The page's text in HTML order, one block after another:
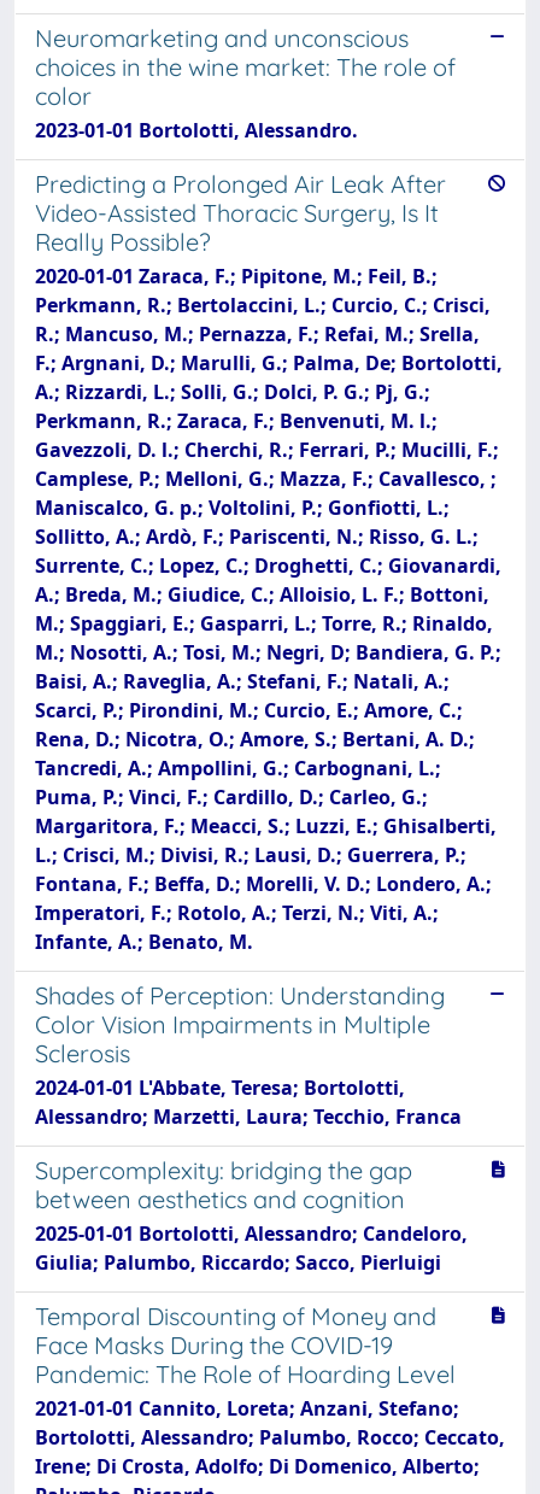
Neuromarketing and unconscious
choices in the wine market: The role of
color
2023-01-01 Bortolotti, Alessandro.
Predicting a Prolonged Air Leak After
Video-Assisted Thoracic Surgery, Is It
Really Possible?
2020-01-01 Zaraca, F.; Pipitone, M.; Feil, B.;
Perkmann, R.; Bertolaccini, L.; Curcio, C.; Crisci,
R.; Mancuso, M.; Pernazza, F.; Refai, M.; Srella,
F.; Argnani, D.; Marulli, G.; Palma, De; Bortolotti,
A.; Rizzardi, L.; Solli, G.; Dolci, P. G.; Pj, G.;
Perkmann, R.; Zaraca, F.; Benvenuti, M. l.;
Gavezzoli, D. l.; Cherchi, R.; Ferrari, P.; Mucilli, F.;
Camplese, P.; Melloni, G.; Mazza, F.; Cavallesco, ;
Maniscalco, G. p.; Voltolini, P.; Gonfiotti, L.;
Sollitto, A.; Ardò, F.; Pariscenti, N.; Risso, G. L.;
Surrente, C.; Lopez, C.; Droghetti, C.; Giovanardi,
A.; Breda, M.; Giudice, C.; Alloisio, L. F.; Bottoni,
M.; Spaggiari, E.; Gasparri, L.; Torre, R.; Rinaldo,
M.; Nosotti, A.; Tosi, M.; Negri, D; Bandiera, G. P.;
Baisi, A.; Raveglia, A.; Stefani, F.; Natali, A.;
Scarci, P.; Pirondini, M.; Curcio, E.; Amore, C.;
Rena, D.; Nicotra, O.; Amore, S.; Bertani, A. D.;
Tancredi, A.; Ampollini, G.; Carbognani, L.;
Puma, P.; Vinci, F.; Cardillo, D.; Carleo, G.;
Margaritora, F.; Meacci, S.; Luzzi, E.; Ghisalberti,
L.; Crisci, M.; Divisi, R.; Lausi, D.; Guerrera, P.;
Fontana, F.; Beffa, D.; Morelli, V. D.; Londero, A.;
Imperatori, F.; Rotolo, A.; Terzi, N.; Viti, A.;
Infante, A.; Benato, M.
Shades of Perception: Understanding
Color Vision Impairments in Multiple
Sclerosis
2024-01-01 L'Abbate, Teresa; Bortolotti,
Alessandro; Marzetti, Laura; Tecchio, Franca
Supercomplexity: bridging the gap
between aesthetics and cognition
2025-01-01 Bortolotti, Alessandro; Candeloro,
Giulia; Palumbo, Riccardo; Sacco, Pierluigi
Temporal Discounting of Money and
Face Masks During the COVID-19
Pandemic: The Role of Hoarding Level
2021-01-01 Cannito, Loreta; Anzani, Stefano;
Bortolotti, Alessandro; Palumbo, Rocco; Ceccato,
Irene; Di Crosta, Adolfo; Di Domenico, Alberto;